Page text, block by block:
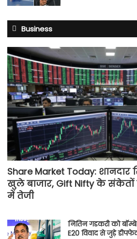
Business
Share Market Today:
खुले बाजार, Gift Nifty के
में तेजी
नितिन गडकरी को बॉम्बे
E20 विवाद से जुड़े